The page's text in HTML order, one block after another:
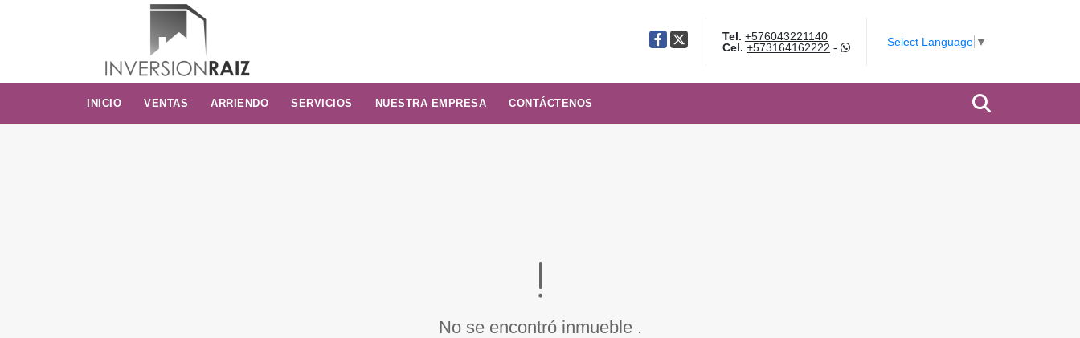
Facebook
X Tel. +576043221140
Cel. +573164162222 - Select Language ▼
INICIO VENTAS ARRIENDO SERVICIOS NUESTRA EMPRESA CONTÁCTENOS
No se encontró inmueble .